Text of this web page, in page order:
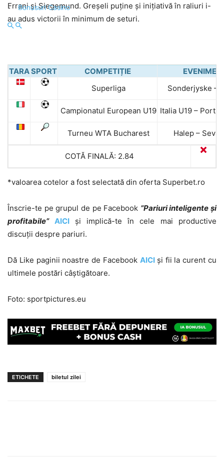
Bonusuri Casino
Errani și Siegemund. Greșeli puține și inițiativă în raliuri i-
au adus victorii în minimum de seturi.
TARASPORT COMPETIȚIE
Superliga
Sonderjyske –
Campionatul European U19 Italia U19 –
Turneu WTA Bucharest Halep –
COTĂ FINALĂ: 2.84
*valoarea cotelor a fost selectată din oferta Superbet.ro
Înscrie-te pe grupul de pe Facebook ”Pariuri inteligente și
profitabile” AICI
și implică-te în cele mai productive
discuții despre pariuri.
Dă Like paginii noastre de Facebook AICI și fii la curent cu
ultimele postări câștigătoare.
Foto: sportpictures.eu
ETICHETE biletul zilei